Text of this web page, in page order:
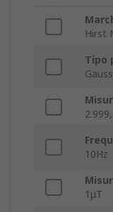
Hirst
Tipo
10Hz
1μT